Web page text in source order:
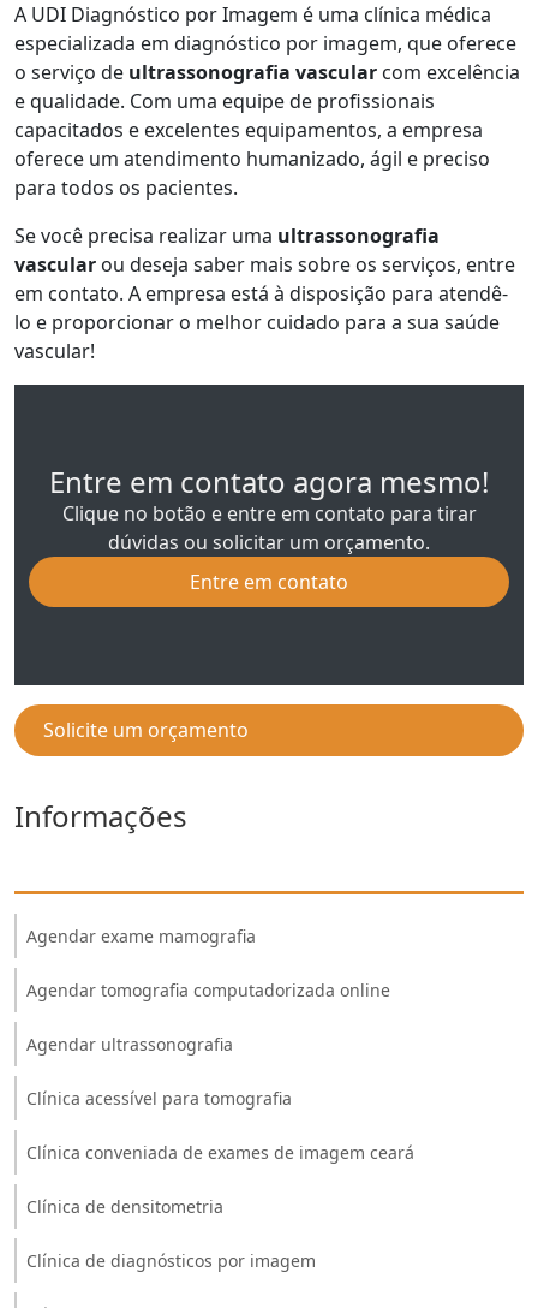
A UDI Diagnóstico por Imagem é uma clínica médica
especializada em diagnóstico por imagem, que oferece
o serviço de ultrassonografia vascular com excelência
e qualidade. Com uma equipe de profissionais
capacitados e excelentes equipamentos, a empresa
oferece um atendimento humanizado, ágil e preciso
para todos os pacientes.
Se você precisa realizar uma ultrassonografia
vascular ou deseja saber mais sobre os serviços, entre
em contato. A empresa está à disposição para atendê-
lo e proporcionar o melhor cuidado para a sua saúde
vascular!
Entre em contato agora mesmo!
Clique no botão e entre em contato para tirar
dúvidas ou solicitar um orçamento.
Entre em contato
Solicite um orçamento
Informações
Agendar exame mamografia
Agendar tomografia computadorizada online
Agendar ultrassonografia
Clínica acessível para tomografia
Clínica conveniada de exames de imagem ceará
Clínica de densitometria
Clínica de diagnósticos por imagem